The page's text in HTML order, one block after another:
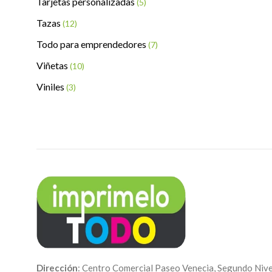
(5)
Tazas (12)
Todo para emprendedores (7)
Viñetas (10)
Viniles (3)
Dirección: Centro Comercial Paseo Venecia, Segundo